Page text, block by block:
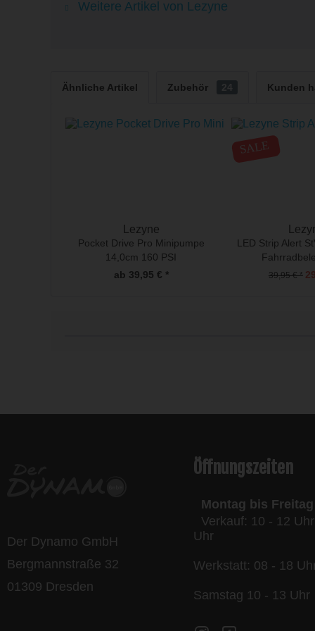
Weitere Artikel von Lezyne
Ähnliche Artikel Zubehör 24 Kunden
Lezyne
Pocket Drive Pro Minipumpe
14,0cm 160 PSI
ab 39,95 € *
SALE
LED Strip Alert
39,95 € *
Der Dynamo GmbH
Bergmannstraße 32
01309 Dresden
Öffnungszeiten
Montag bis Freitag
Verkauf: 10 - 12
Uhr
Werkstatt: 08 - 18
Samstag 10 - 13 Uhr